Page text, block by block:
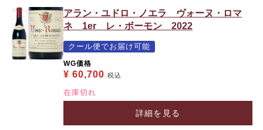
アラン・ユドロ・ノエラ ヴォーヌ・ロマ
ネ 1er レ・ボーモン 2022
クール便でお届け可能
WG価格
¥ 60,700 税込
在庫切れ
詳細を見る